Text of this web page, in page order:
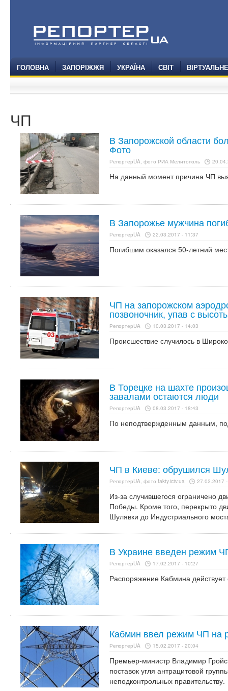
ГОЛОВНА ЗАПОРІЖЖЯ УКРАЇНА СВІТ
ЧП
В Запорожской области
Фото
РепортерUA, фото РИА Мелитополь
На данный момент причина ЧП
В Запорожье мужчина
РепортерUA 22.03.2017 - 11:37
Погибшим оказался 50-летний
ЧП на запорожском
позвоночник, упав с
РепортерUA 10.03.2017 - 14:03
Происшествие случилось в
В Торецке на шахте
завалами остаются люди
РепортерUA 08.03.2017 - 18:43
По неподтвержденным данным,
ЧП в Киеве: обрушился
РепортерUA, фото fakty.ictv.ua 27.02.2017
Из-за случившегося ограничено
Победы. Кроме того, перекрыто
Шулявки до Индустриального
В Украине введен режим
РепортерUA 17.02.2017 - 10:27
Распоряжение Кабмина
Кабмин ввел режим ЧП на
РепортерUA 15.02.2017 - 20:04
Премьер-министр Владимир
поставок угля антрацитовой
неподконтрольных правительству.